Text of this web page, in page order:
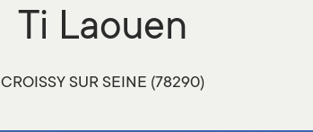
Ti Laouen
CROISSY SUR SEINE (78290)